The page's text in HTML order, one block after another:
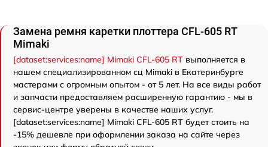
Замена ремня каретки плоттера CFL-605 RT
Mimaki
[dataset:services:name] Mimaki CFL-605 RT выполняется в
нашем специализированном сц Mimaki в Екатеринбурге
мастерами с огромным опытом - от 5 лет. На все виды работ
и запчасти предоставляем расширенную гарантию - мы в
сервис-центре уверены в качестве наших услуг.
[dataset:services:name] Mimaki CFL-605 RT будет стоить на
-15% дешевле при оформлении заказа на сайте через